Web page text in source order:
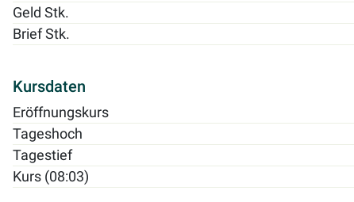
Geld Stk.
Brief Stk.
Kursdaten
Eröffnungskurs
Tageshoch
Tagestief
Kurs (08:03)